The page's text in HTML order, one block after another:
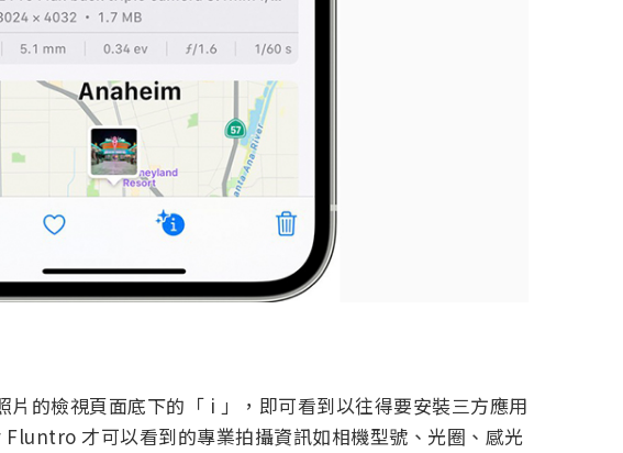
的檢視頁面底下的「 i 」，即可看到以往得要安裝三方應用
才可以看到的專業拍攝資訊如相機型號、光圈、感光